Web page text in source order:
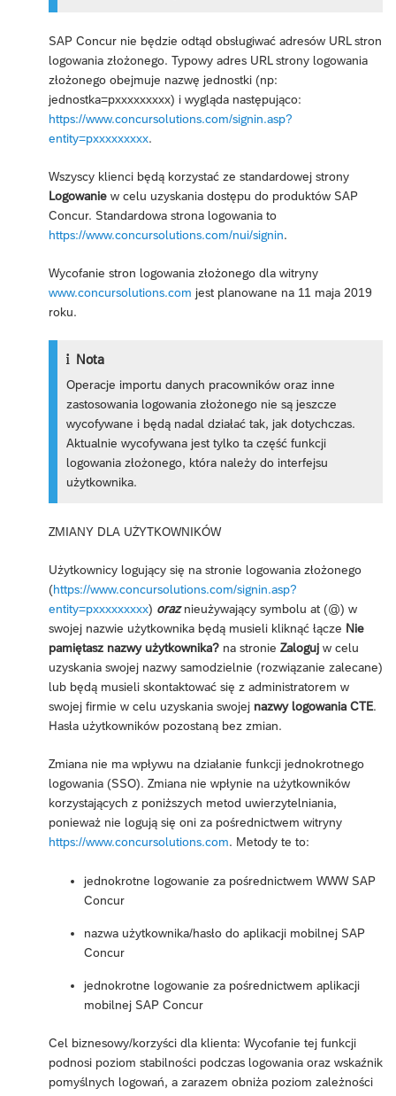
SAP Concur nie będzie odtąd obsługiwać adresów URL stron
logowania złożonego. Typowy adres URL strony logowania
złożonego obejmuje nazwę jednostki (np:
jednostka=pxxxxxxxxx) i wygląda następująco:
https://www.concursolutions.com/signin.asp?
entity=pxxxxxxxxx.
Wszyscy klienci będą korzystać ze standardowej strony
Logowanie w celu uzyskania dostępu do produktów SAP
Concur. Standardowa strona logowania to
https://www.concursolutions.com/nui/signin.
Wycofanie stron logowania złożonego dla witryny
www.concursolutions.com jest planowane na 11 maja 2019
roku.
Nota
Operacje importu danych pracowników oraz inne
zastosowania logowania złożonego nie są jeszcze
wycofywane i będą nadal działać tak, jak dotychczas.
Aktualnie wycofywana jest tylko ta część funkcji
logowania złożonego, która należy do interfejsu
użytkownika.
ZMIANY DLA UŻYTKOWNIKÓW
Użytkownicy logujący się na stronie logowania złożonego
(https://www.concursolutions.com/signin.asp?
entity=pxxxxxxxxx) oraznieużywający symbolu at (@) w
swojej nazwie użytkownika będą musieli kliknąć łącze Nie
pamiętasz nazwy użytkownika? na stronie Zaloguj w celu
uzyskania swojej nazwy samodzielnie (rozwiązanie zalecane)
lub będą musieli skontaktować się z administratorem w
swojej firmie w celu uzyskania swojej nazwy logowania CTE.
Hasła użytkowników pozostaną bez zmian.
Zmiana nie ma wpływu na działanie funkcji jednokrotnego
logowania (SSO). Zmiana nie wpłynie na użytkowników
korzystających z poniższych metod uwierzytelniania,
ponieważ nie logują się oni za pośrednictwem witryny
https://www.concursolutions.com. Metody te to:
jednokrotne logowanie za pośrednictwem WWW SAP
Concur
nazwa użytkownika/hasło do aplikacji mobilnej SAP
Concur
jednokrotne logowanie za pośrednictwem aplikacji
mobilnej SAP Concur
Cel biznesowy/korzyści dla klienta: Wycofanie tej funkcji
podnosi poziom stabilności podczas logowania oraz wskaźnik
pomyślnych logowań, a zarazem obniża poziom zależności